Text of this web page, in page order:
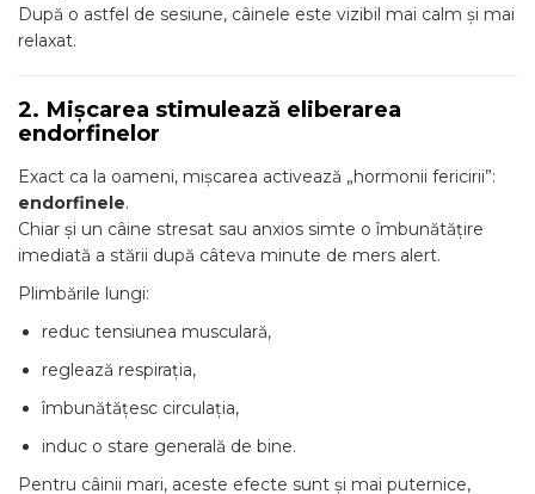
După o astfel de sesiune, câinele este vizibil mai calm și mai
relaxat.
2. Mișcarea stimulează eliberarea
endorfinelor
Exact ca la oameni, mișcarea activează „hormonii fericirii”:
endorfinele.
Chiar și un câine stresat sau anxios simte o îmbunătățire
imediată a stării după câteva minute de mers alert.
Plimbările lungi:
reduc tensiunea musculară,
reglează respirația,
îmbunătățesc circulația,
induc o stare generală de bine.
Pentru câinii mari, aceste efecte sunt și mai puternice,